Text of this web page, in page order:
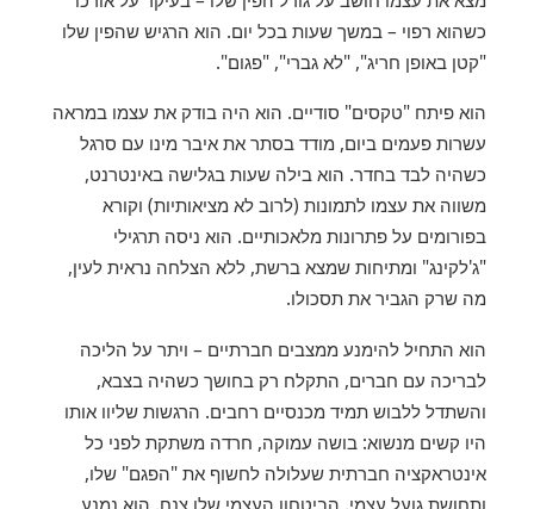
כשהוא רפוי – במשך שעות בכל יום. הוא הרגיש שהפין שלו
"קטן באופן חריג", "לא גברי", "פגום".
הוא פיתח "טקסים" סודיים. הוא היה בודק את עצמו במראה
עשרות פעמים ביום, מודד בסתר את איבר מינו עם סרגל
כשהיה לבד בחדר. הוא בילה שעות בגלישה באינטרנט,
משווה את עצמו לתמונות (לרוב לא מציאותיות) וקורא
בפורומים על פתרונות מלאכותיים. הוא ניסה תרגילי
"ג'לקינג" ומתיחות שמצא ברשת, ללא הצלחה נראית לעין,
מה שרק הגביר את תסכולו.
הוא התחיל להימנע ממצבים חברתיים – ויתר על הליכה
לבריכה עם חברים, התקלח רק בחושך כשהיה בצבא,
והשתדל ללבוש תמיד מכנסיים רחבים. הרגשות שליוו אותו
היו קשים מנשוא: בושה עמוקה, חרדה משתקת לפני כל
אינטראקציה חברתית שעלולה לחשוף את "הפגם" שלו,